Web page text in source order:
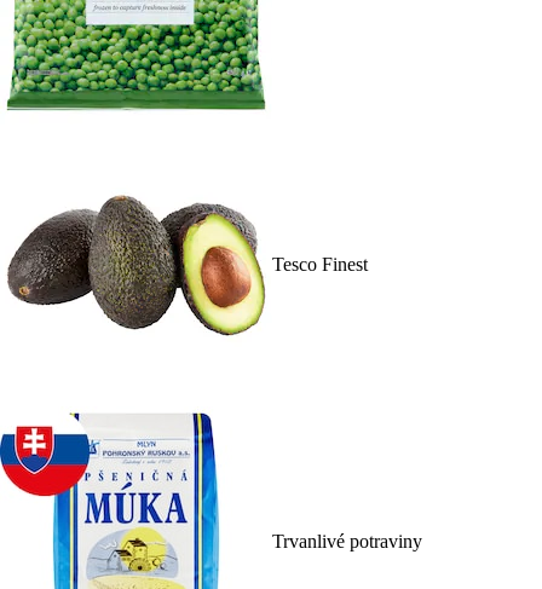
Tesco Finest
Trvanlivé potraviny